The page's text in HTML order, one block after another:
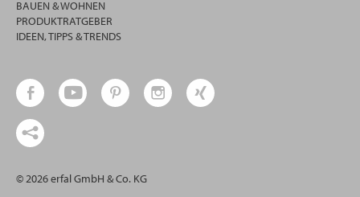
BAUEN & WOHNEN
PRODUKTRATGEBER
IDEEN, TIPPS & TRENDS
© 2026 erfal GmbH & Co. KG